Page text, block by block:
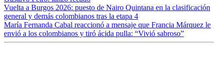
Vuelta a Burgos 2026: puesto de Nairo Quintana en la clasificación
general y demás colombianos tras la etapa 4
María Fernanda Cabal reaccionó a mensaje que Francia Márquez le
envió a los colombianos y tiró ácida pulla: “Vivió sabroso”